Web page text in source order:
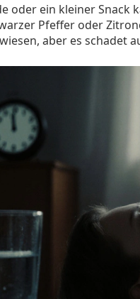
oder ein kleiner
Pfeffer oder
aber es schadet